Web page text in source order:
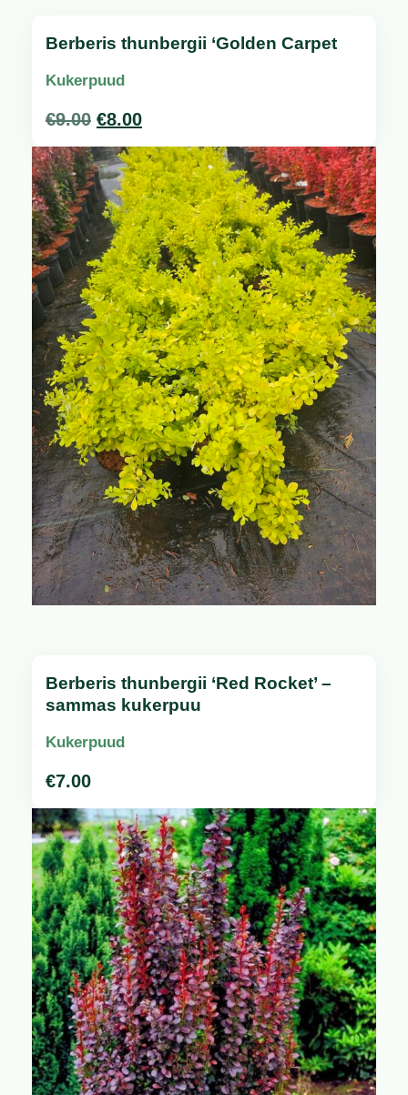
Berberis thunbergii ‘Golden Carpet
Kukerpuud
€9.00 €8.00
Berberis thunbergii ‘Red Rocket’ –
sammas kukerpuu
Kukerpuud
€7.00